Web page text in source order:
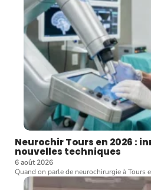
Neurochir Tours en 2026 :
nouvelles techniques
6 août 2026
Quand on parle de neurochirurgie à Tours